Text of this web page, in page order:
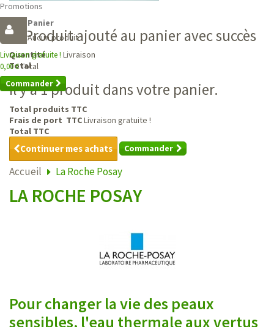
Promotions
Panier
Aucun produit
Livraison gratuite ! Livraison
0,00 €Total
Commander
Produit ajouté au panier avec succès
Quantité
Total
Il y a 1 produit dans votre panier.
Total produits TTC
Frais de port TTCLivraison gratuite !
Total TTC
Continuer mes achats Commander
Accueil La Roche Posay
LA ROCHE POSAY
Pour changer la vie des peaux
sensibles, l'eau thermale aux vertus